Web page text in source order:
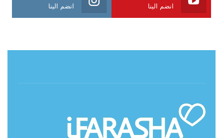
انضم الينا انضم الينا